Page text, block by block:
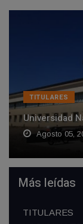
TITULARES
Universidad
Agosto 05,
Más leídas
TITULARES